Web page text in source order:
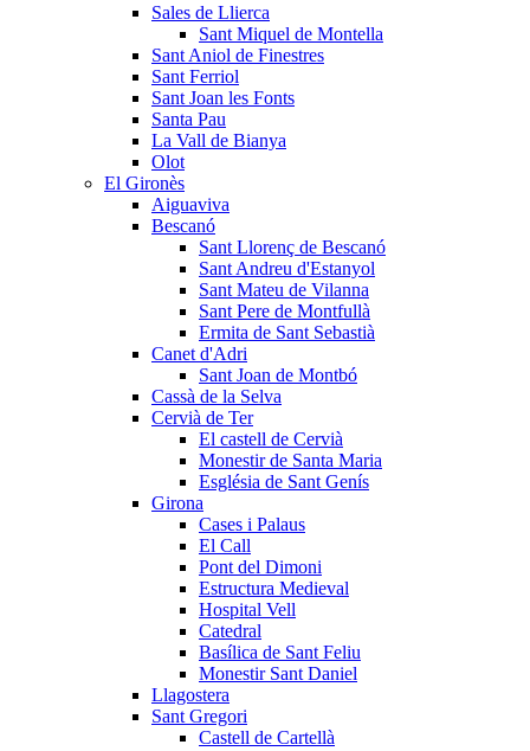
Sales de Llierca
Sant Miquel de Montella
Sant Aniol de Finestres
Sant Ferriol
Sant Joan les Fonts
Santa Pau
La Vall de Bianya
Olot
El Gironès
Aiguaviva
Bescanó
Sant Llorenç de Bescanó
Sant Andreu d'Estanyol
Sant Mateu de Vilanna
Sant Pere de Montfullà
Ermita de Sant Sebastià
Canet d'Adri
Sant Joan de Montbó
Cassà de la Selva
Cervià de Ter
El castell de Cervià
Monestir de Santa Maria
Església de Sant Genís
Girona
Cases i Palaus
El Call
Pont del Dimoni
Estructura Medieval
Hospital Vell
Catedral
Basílica de Sant Feliu
Monestir Sant Daniel
Llagostera
Sant Gregori
Castell de Cartellà